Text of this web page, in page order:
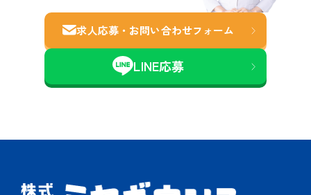
求人応募・お問い合わせフォーム
LINE応募